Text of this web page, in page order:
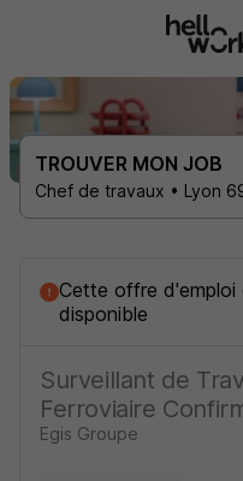
TROUVER MON JOB
Chef de travaux • Lyon
Cette offre d'emploi
disponible
Surveillant de
Ferroviaire
Egis Groupe